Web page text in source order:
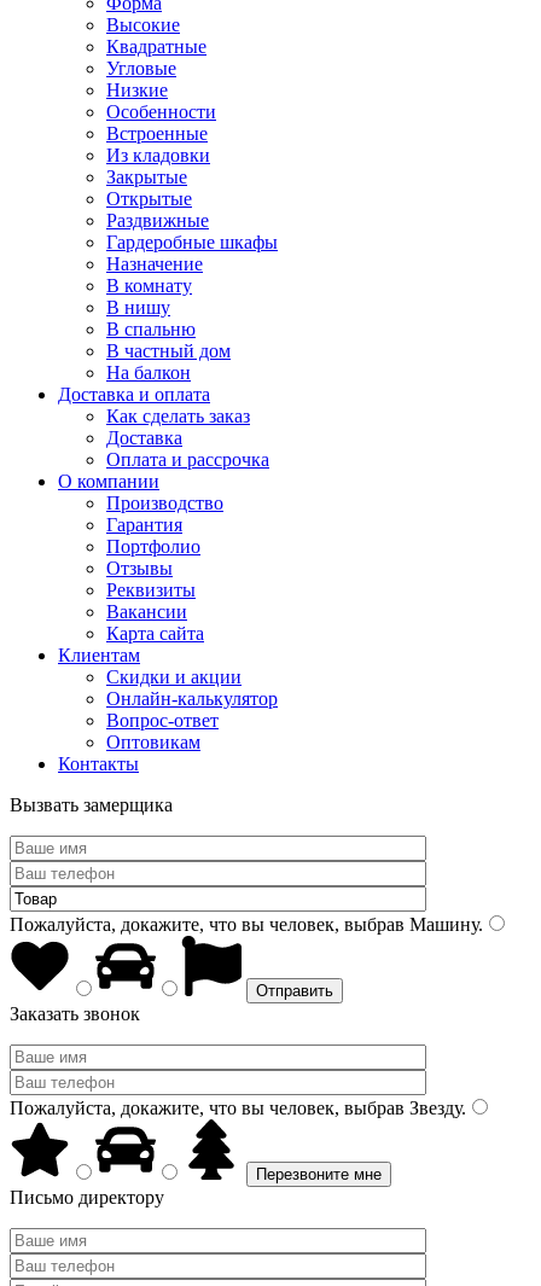
Высокие
Квадратные
Угловые
Низкие
Особенности
Встроенные
Из кладовки
Закрытые
Открытые
Раздвижные
Гардеробные шкафы
Назначение
В комнату
В нишу
В спальню
В частный дом
На балкон
Доставка и оплата
Как сделать заказ
Доставка
Оплата и рассрочка
О компании
Производство
Гарантия
Портфолио
Отзывы
Реквизиты
Вакансии
Карта сайта
Клиентам
Скидки и акции
Онлайн-калькулятор
Вопрос-ответ
Оптовикам
Контакты
Вызвать замерщика
Пожалуйста, докажите, что вы человек, выбрав Машину.
Заказать звонок
Пожалуйста, докажите, что вы человек, выбрав Звезду.
Письмо директору